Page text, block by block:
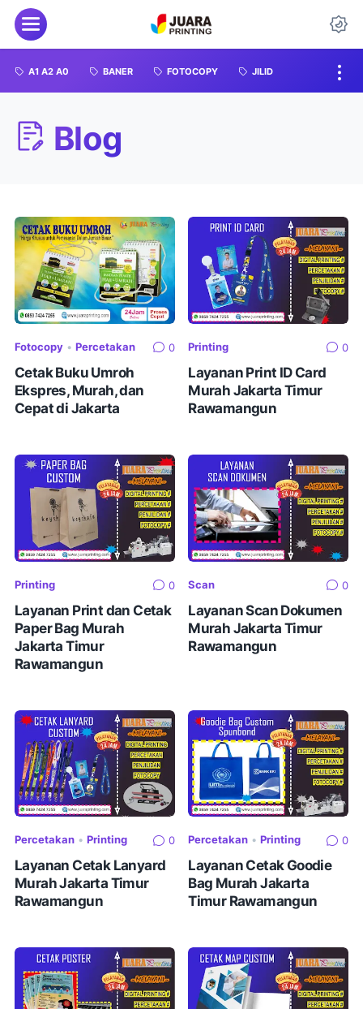
A1 A2 A0 BANER FOTOCOPY JILID
Blog
Fotocopy • Percetakan 0
Cetak Buku Umroh
Ekspres, Murah, dan
Cepat di Jakarta
Printing 0
Layanan Print ID Card
Murah Jakarta Timur
Rawamangun
Printing 0
Layanan Print dan Cetak
Paper Bag Murah
Jakarta Timur
Rawamangun
Scan 0
Layanan Scan Dokumen
Murah Jakarta Timur
Rawamangun
Percetakan • Printing 0
Layanan Cetak Lanyard
Murah Jakarta Timur
Rawamangun
Percetakan • Printing 0
Layanan Cetak Goodie
Bag Murah Jakarta
Timur Rawamangun